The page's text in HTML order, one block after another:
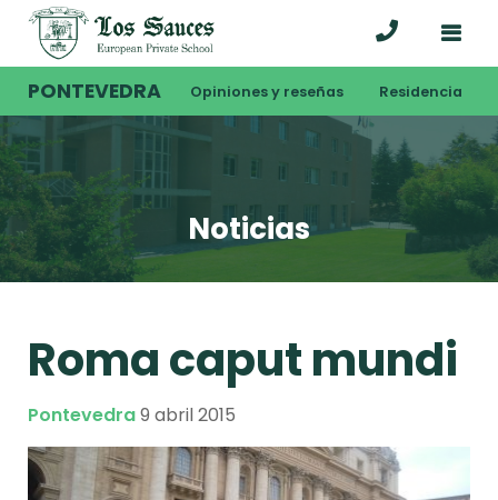
PONTEVEDRA Opiniones y reseñas Residencia
Noticias
Roma caput mundi
Pontevedra9 abril 2015